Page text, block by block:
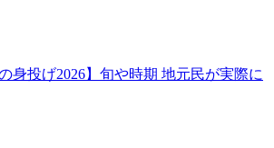
身投げ2026】旬や時期 地元民が実際に